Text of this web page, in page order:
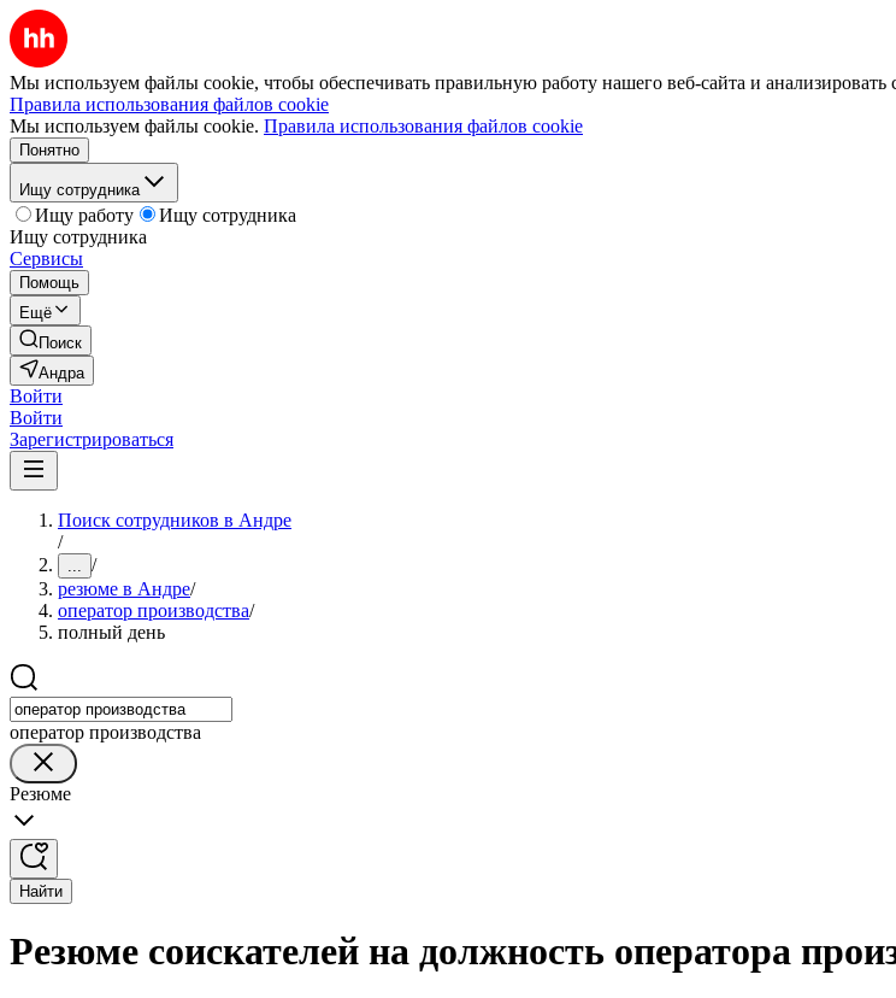
Мы используем файлы cookie, чтобы обеспечивать правильную работу нашего веб-сайта и анализировать
Правила использования файлов cookie
Мы используем файлы cookie. Правила использования файлов cookie
Понятно
Ищу сотрудника
Ищу работу
Ищу сотрудника
Ищу сотрудника
Сервисы
Помощь
Ещё
Поиск
Андра
Войти
Войти
Зарегистрироваться
Поиск сотрудников в Андре
/
... /
резюме в Андре/
оператор производства/
полный день
оператор производства
Резюме
Найти
Резюме соискателей на должность оператора